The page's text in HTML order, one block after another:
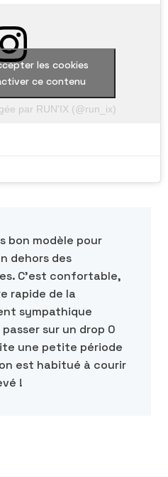
par RUN'IX (@run_ix)
les cookies
ce contenu
bon modèle pour
dehors des
C’est confortable,
rapide de la
sympathique
sur un drop 0
une petite période
est habitué à courir
!